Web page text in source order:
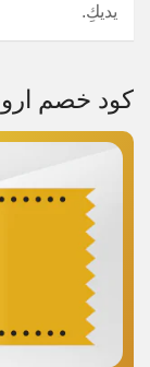
يديكِ.
كود خصم